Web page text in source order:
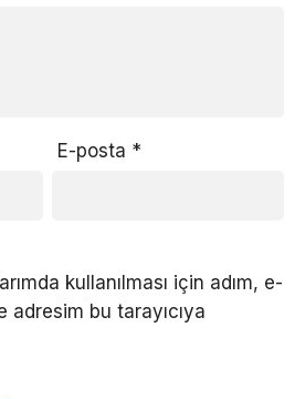
E-posta *
kullanılması için adım, e-
bu tarayıcıya